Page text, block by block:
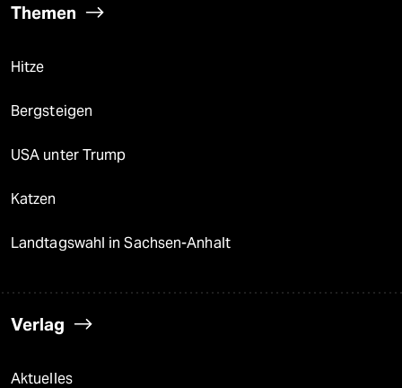
Themen
Hitze
Bergsteigen
USA unter Trump
Katzen
Landtagswahl in Sachsen-Anhalt
Verlag
Aktuelles